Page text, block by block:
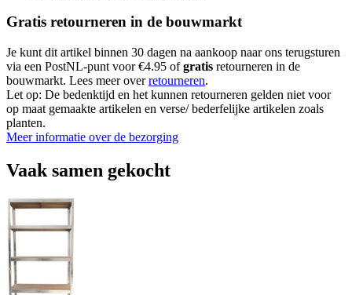
Gratis retourneren in de bouwmarkt
Je kunt dit artikel binnen 30 dagen na aankoop naar ons terugsturen
via een PostNL-punt voor €4.95 ofgratis retourneren in de
bouwmarkt. Lees meer overretourneren.
Let op: De bedenktijd en het kunnen retourneren gelden niet voor
op maat gemaakte artikelen en verse/ bederfelijke artikelen zoals
planten.
Meer informatie over de bezorging
Vaak samen gekocht